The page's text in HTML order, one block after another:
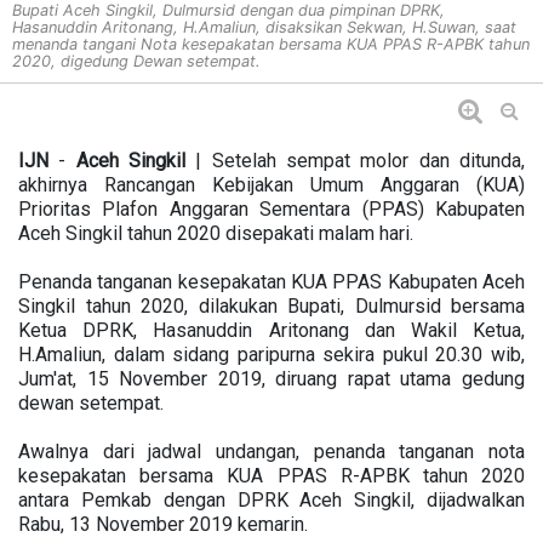
Bupati Aceh Singkil, Dulmursid dengan dua pimpinan DPRK,
Hasanuddin Aritonang, H.Amaliun, disaksikan Sekwan, H.Suwan, saat
menanda tangani Nota kesepakatan bersama KUA PPAS R-APBK tahun
2020, digedung Dewan setempat.
IJN - Aceh Singkil | Setelah sempat molor dan ditunda,
akhirnya Rancangan Kebijakan Umum Anggaran (KUA)
Prioritas Plafon Anggaran Sementara (PPAS) Kabupaten
Aceh Singkil tahun 2020 disepakati malam hari.
Penanda tanganan kesepakatan KUA PPAS Kabupaten Aceh
Singkil tahun 2020, dilakukan Bupati, Dulmursid bersama
Ketua DPRK, Hasanuddin Aritonang dan Wakil Ketua,
H.Amaliun, dalam sidang paripurna sekira pukul 20.30 wib,
Jum'at, 15 November 2019, diruang rapat utama gedung
dewan setempat.
Awalnya dari jadwal undangan, penanda tanganan nota
kesepakatan bersama KUA PPAS R-APBK tahun 2020
antara Pemkab dengan DPRK Aceh Singkil, dijadwalkan
Rabu, 13 November 2019 kemarin.